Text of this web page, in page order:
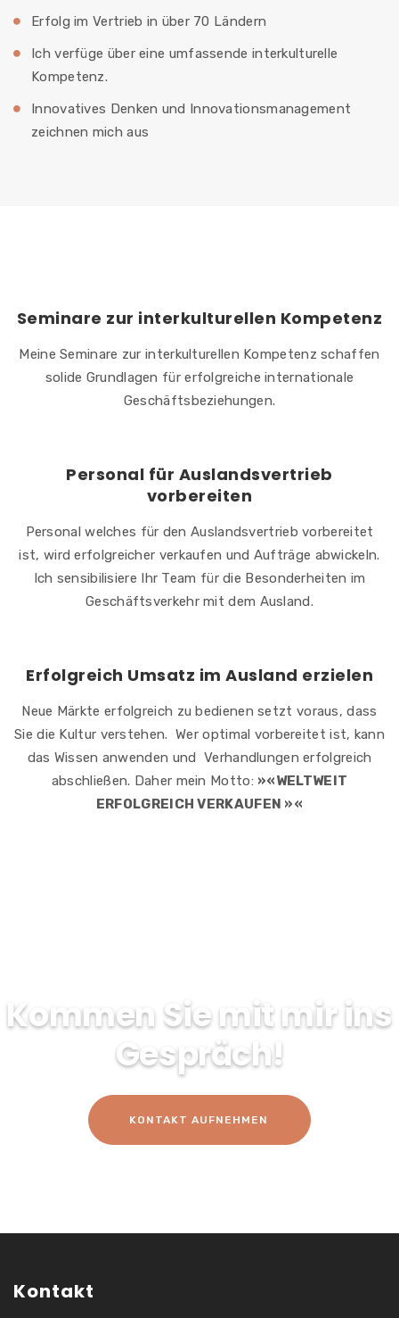
Erfolg im Vertrieb in über 70 Ländern
Ich verfüge über eine umfassende interkulturelle
Kompetenz.
Innovatives Denken und Innovationsmanagement
zeichnen mich aus
Seminare zur interkulturellen Kompetenz
Meine Seminare zur interkulturellen Kompetenz schaffen
solide Grundlagen für erfolgreiche internationale
Geschäftsbeziehungen.
Personal für Auslandsvertrieb
vorbereiten
Personal welches für den Auslandsvertrieb vorbereitet
ist, wird erfolgreicher verkaufen und Aufträge abwickeln.
Ich sensibilisiere Ihr Team für die Besonderheiten im
Geschäftsverkehr mit dem Ausland.
Erfolgreich Umsatz im Ausland erzielen
Neue Märkte erfolgreich zu bedienen setzt voraus, dass
Sie die Kultur verstehen. Wer optimal vorbereitet ist, kann
das Wissen anwenden und Verhandlungen erfolgreich
abschließen. Daher mein Motto: »«WELTWEIT
ERFOLGREICH VERKAUFEN »«
Kommen Sie mit mir ins
Gespräch!
KONTAKT AUFNEHMEN
Kontakt